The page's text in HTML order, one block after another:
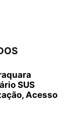
SUS
Acesso